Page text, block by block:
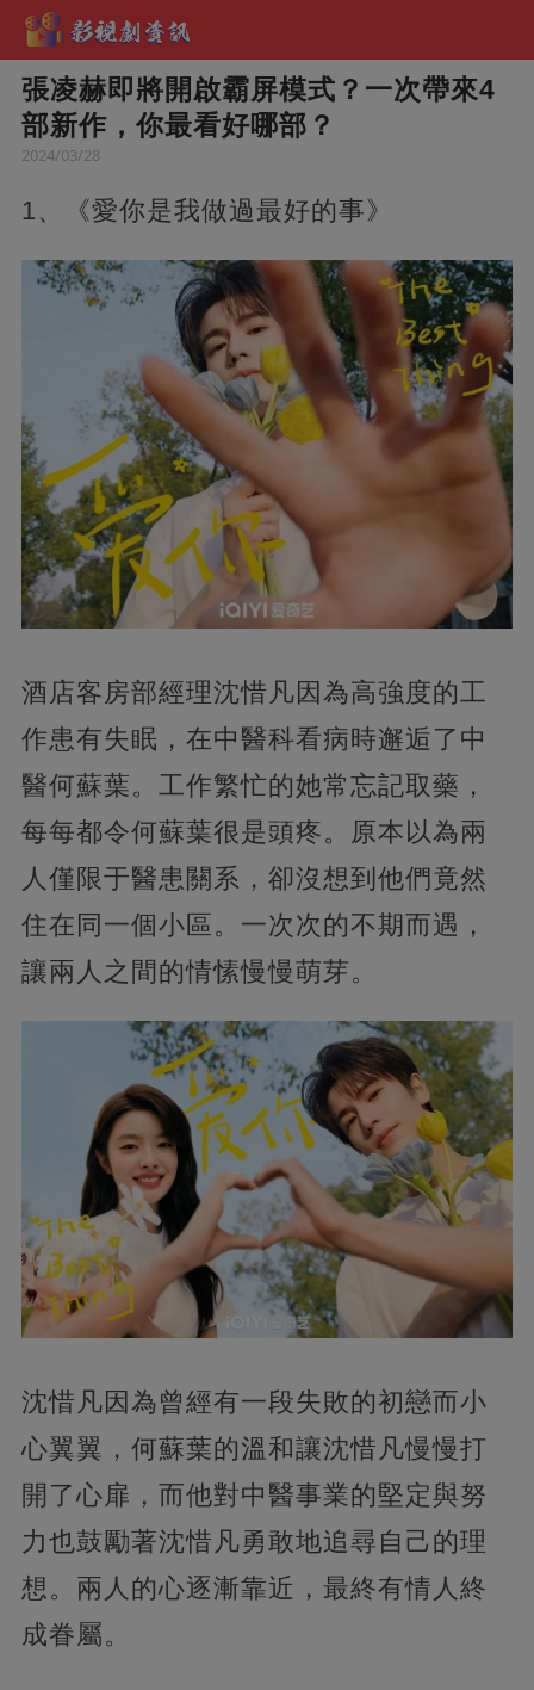
張凌赫即將開啟霸屏模式？一次帶來4
部新作，你最看好哪部？
2024/03/28
1、《愛你是我做過最好的事》
酒店客房部經理沈惜凡因為高強度的工
作患有失眠，在中醫科看病時邂逅了中
醫何蘇葉。工作繁忙的她常忘記取藥，
每每都令何蘇葉很是頭疼。原本以為兩
人僅限于醫患關系，卻沒想到他們竟然
住在同一個小區。一次次的不期而遇，
讓兩人之間的情愫慢慢萌芽。
沈惜凡因為曾經有一段失敗的初戀而小
心翼翼，何蘇葉的溫和讓沈惜凡慢慢打
開了心扉，而他對中醫事業的堅定與努
力也鼓勵著沈惜凡勇敢地追尋自己的理
想。兩人的心逐漸靠近，最終有情人終
成眷屬。